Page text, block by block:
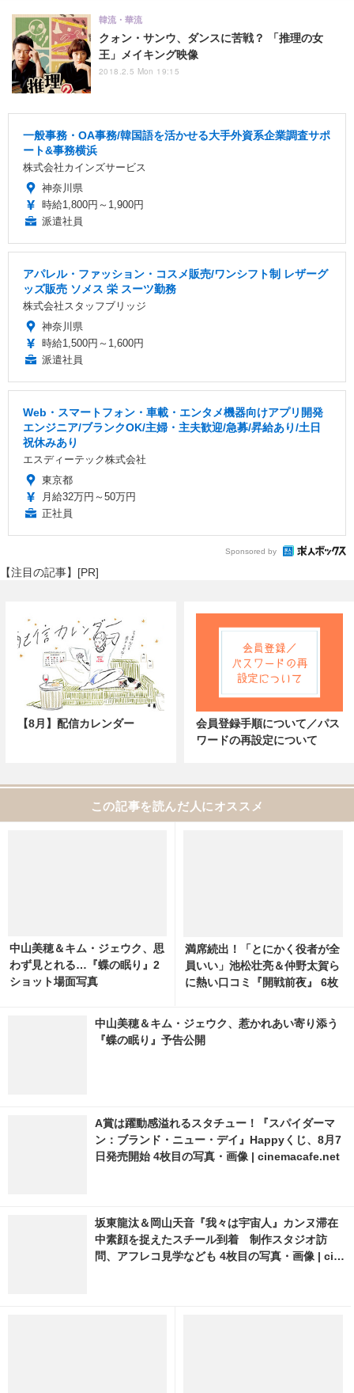
クォン・サンウ、ダンスに苦戦？ 「推理の女
王」メイキング映像
韓流・華流
2018.2.5 Mon 19:15
一般事務・OA事務/韓国語を活かせる大手外資系企業調査サポ
ート&事務横浜
株式会社カインズサービス
神奈川県
時給1,800円～1,900円
派遣社員
アパレル・ファッション・コスメ販売/ワンシフト制 レザーグ
ッズ販売 ソメス 栄 スーツ勤務
株式会社スタッフブリッジ
神奈川県
時給1,500円～1,600円
派遣社員
Web・スマートフォン・車載・エンタメ機器向けアプリ開発
エンジニア/ブランクOK/主婦・主夫歓迎/急募/昇給あり/土日
祝休みあり
エスディーテック株式会社
東京都
月給32万円～50万円
正社員
Sponsored by
【注目の記事】[PR]
【8月】配信カレンダー
会員登録手順について／パス
ワードの再設定について
この記事を読んだ人にオススメ
中山美穂＆キム・ジェウク、思
わず見とれる…『蝶の眠り』2
ショット場面写真
満席続出！「とにかく役者が全
員いい」池松壮亮＆仲野太賀ら
に熱い口コミ『開戦前夜』 6枚
中山美穂＆キム・ジェウク、惹かれあい寄り添う
『蝶の眠り』予告公開
A賞は躍動感溢れるスタチュー！『スパイダーマ
ン：ブランド・ニュー・デイ』Happyくじ、8月7
日発売開始 4枚目の写真・画像 | cinemacafe.net
坂東龍汰＆岡山天音『我々は宇宙人』カンヌ滞在
中素顔を捉えたスチール到着 制作スタジオ訪
問、アフレコ見学なども 4枚目の写真・画像 | cin